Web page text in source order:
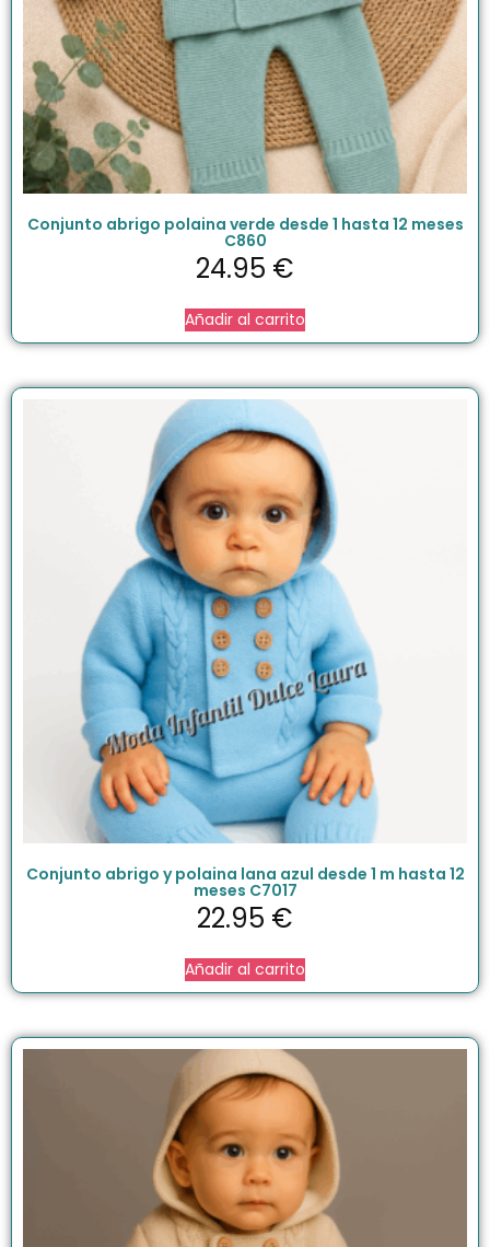
Conjunto abrigo polaina verde desde 1 hasta 12 meses
C860
24.95 €
Añadir al carrito
Conjunto abrigo y polaina lana azul desde 1 m hasta 12
meses C7017
22.95 €
Añadir al carrito